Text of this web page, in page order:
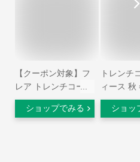
【クーポン対象】フ
レア トレンチコート
レディース 秋 春 弱
撥水 Filomo 7号/9
ショップでみる
トレンチ
ィース 秋
水 Filomo
モ ベー
ショッ